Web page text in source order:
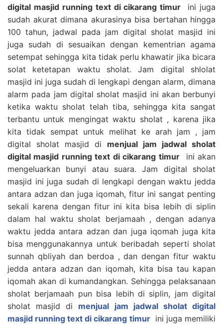
digital masjid running text di cikarang timur ini juga
sudah akurat dimana akurasinya bisa bertahan hingga
100 tahun, jadwal pada jam digital sholat masjid ini
juga sudah di sesuaikan dengan kementrian agama
setempat sehingga kita tidak perlu khawatir jika bicara
solat ketetapan waktu sholat. Jam digital shlolat
masjid ini juga sudah di lengkapi dengan alarm, dimana
alarm pada jam digital sholat masjid ini akan berbunyi
ketika waktu sholat telah tiba, sehingga kita sangat
terbantu untuk mengingat waktu sholat , karena jika
kita tidak sempat untuk melihat ke arah jam , jam
digital sholat masjid di menjual jam jadwal sholat
digital masjid running text di cikarang timurini akan
mengeluarkan bunyi atau suara. Jam digital sholat
masjid ini juga sudah di lengkapi dengan waktu jedda
antara adzan dan juga iqomah, fitur ini sangat penting
sekali karena dengan fitur ini kita bisa lebih di siplin
dalam hal waktu sholat berjamaah , dengan adanya
waktu jedda antara adzan dan juga iqomah juga kita
bisa menggunakannya untuk beribadah seperti sholat
sunnah qbliyah dan berdoa , dan dengan fitur waktu
jedda antara adzan dan iqomah, kita bisa tau kapan
iqomah akan di kumandangkan. Sehingga pelaksanaan
sholat berjamaah pun bisa lebih di siplin, jam digital
sholat masjid di menjual jam jadwal sholat digital
masjid running text di cikarang timur ini juga memiliki